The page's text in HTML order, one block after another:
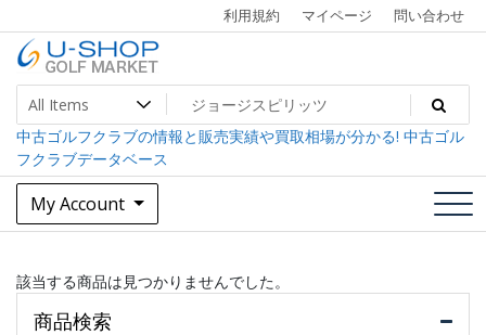
to
content
利用規約 マイページ 問い合わせ
U-SHOP Golf Market dev
中古ゴルフクラブ最大級！U-SHOPゴルフマーケット
中古ゴルフクラブの情報と販売実績や買取相場が分かる! 中古ゴル
フクラブデータベース
My Account
該当する商品は見つかりませんでした。
商品検索